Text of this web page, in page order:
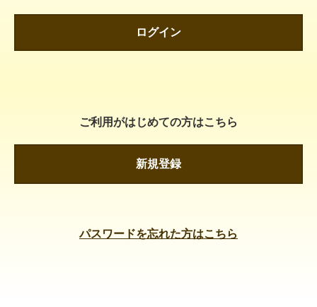
ログイン
ご利用がはじめての方はこちら
新規登録
パスワードを忘れた方はこちら